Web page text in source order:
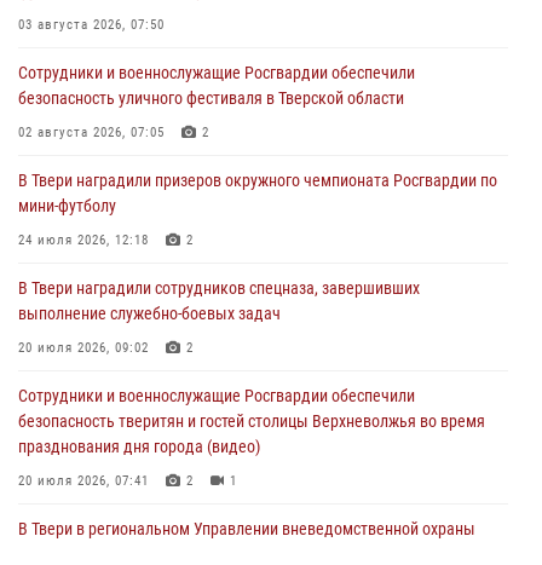
28 июля 2026, 11:30
Сотрудники вневедомственной охраны совершили 250 выездов и
пресекли 20 правонарушений за неделю в Тверской области
27 июля 2026, 08:29
В Твери наградили призеров окружного чемпионата Росгвардии по
мини-футболу
24 июля 2026, 12:18 2
Росгвардейцы оказали помощь водителю на дороге в городе Кашин
22 июля 2026, 08:35
03 августа 2026, 07:50
Сотрудники и военнослужащие Росгвардии обеспечили
безопасность уличного фестиваля в Тверской области
02 августа 2026, 07:05 2
В Твери наградили призеров окружного чемпионата Росгвардии по
мини-футболу
24 июля 2026, 12:18 2
В Твери наградили сотрудников спецназа, завершивших
выполнение служебно-боевых задач
20 июля 2026, 09:02 2
Сотрудники и военнослужащие Росгвардии обеспечили
безопасность тверитян и гостей столицы Верхневолжья во время
празднования дня города (видео)
20 июля 2026, 07:41 2 1
В Твери в региональном Управлении вневедомственной охраны